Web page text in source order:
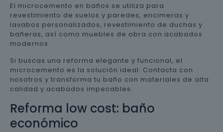
El microcemento en baños se utiliza para
revestimiento de suelos y paredes, encimeras y
lavabos personalizados, revestimiento de duchas y
bañeras, así como muebles de obra con acabados
modernos.
Si buscas una reforma elegante y funcional, el
microcemento es la solución ideal. Contacta con
nosotros y transforma tu baño con materiales de alta
calidad y acabados impecables.
Reforma low cost: baño
económico